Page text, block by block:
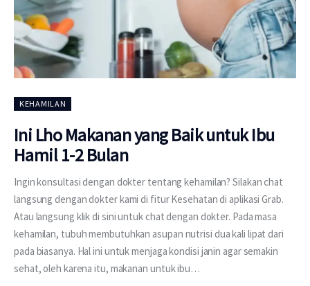
Untuk Anda
Mengapa Good Doctor
KEHAMILAN
Ini Lho Makanan yang Baik untuk Ibu
Hamil 1-2 Bulan
Ingin konsultasi dengan dokter tentang kehamilan? Silakan chat
langsung dengan dokter kami di fitur Kesehatan di aplikasi Grab.
Atau langsung klik di sini untuk chat dengan dokter. Pada masa
kehamilan, tubuh membutuhkan asupan nutrisi dua kali lipat dari
pada biasanya. Hal ini untuk menjaga kondisi janin agar semakin
sehat, oleh karena itu, makanan untuk ibu…